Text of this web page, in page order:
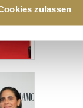
im
anbieten zu
diese
Rahmen Ihrer
zulassen